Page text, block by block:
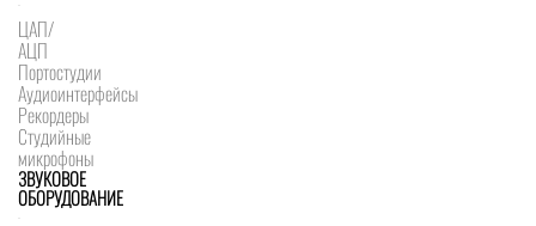
ЦАП/
АЦП
Портостудии
Аудиоинтерфейсы
Рекордеры
Студийные
микрофоны
ЗВУКОВОЕ
ОБОРУДОВАНИЕ